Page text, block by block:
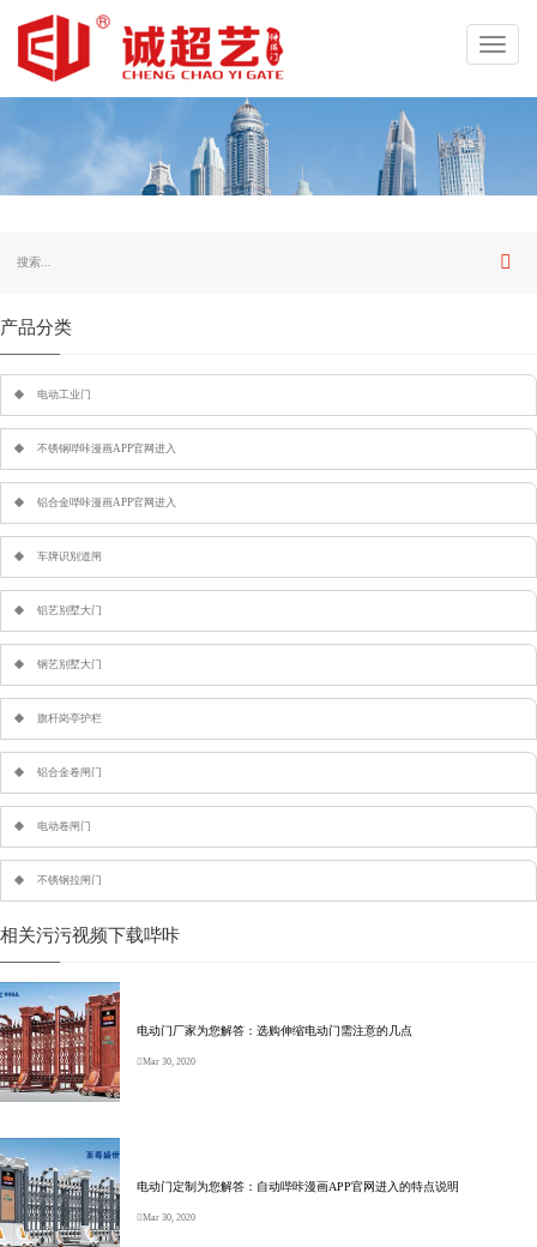
产品分类
电动工业门
不锈钢哔咔漫画APP官网进入
铝合金哔咔漫画APP官网进入
车牌识别道闸
铝艺别墅大门
钢艺别墅大门
旗杆岗亭护栏
铝合金卷闸门
电动卷闸门
不锈钢拉闸门
相关污污视频下载哔咔
电动门厂家为您解答：选购伸缩电动门需注意的几点
Mar 30, 2020
电动门定制为您解答：自动哔咔漫画APP官网进入的特点说明
Mar 30, 2020